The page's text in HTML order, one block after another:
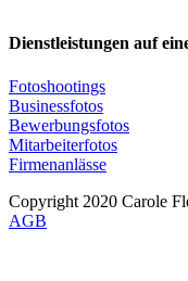
Dienstleistungen auf
Fotoshootings
Businessfotos
Bewerbungsfotos
Mitarbeiterfotos
Firmenanlässe
Copyright 2020 Carole
AGB